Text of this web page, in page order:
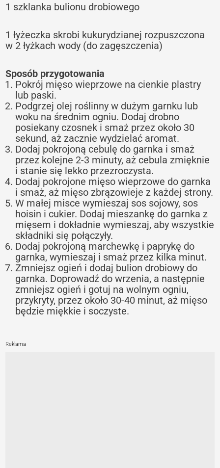
1 szklanka bulionu drobiowego
1 łyżeczka skrobi kukurydzianej rozpuszczona
w 2 łyżkach wody (do zagęszczenia)
Sposób przygotowania
Pokrój mięso wieprzowe na cienkie plastry
lub paski.
Podgrzej olej roślinny w dużym garnku lub
woku na średnim ogniu. Dodaj drobno
posiekany czosnek i smaż przez około 30
sekund, aż zacznie wydzielać aromat.
Dodaj pokrojoną cebulę do garnka i smaż
przez kolejne 2-3 minuty, aż cebula zmięknie
i stanie się lekko przezroczysta.
Dodaj pokrojone mięso wieprzowe do garnka
i smaż, aż mięso zbrązowieje z każdej strony.
W małej misce wymieszaj sos sojowy, sos
hoisin i cukier. Dodaj mieszankę do garnka z
mięsem i dokładnie wymieszaj, aby wszystkie
składniki się połączyły.
Dodaj pokrojoną marchewkę i paprykę do
garnka, wymieszaj i smaż przez kilka minut.
Zmniejsz ogień i dodaj bulion drobiowy do
garnka. Doprowadź do wrzenia, a następnie
zmniejsz ogień i gotuj na wolnym ogniu,
przykryty, przez około 30-40 minut, aż mięso
będzie miękkie i soczyste.
Reklama